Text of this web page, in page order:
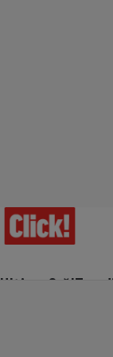
Ultima Oră!